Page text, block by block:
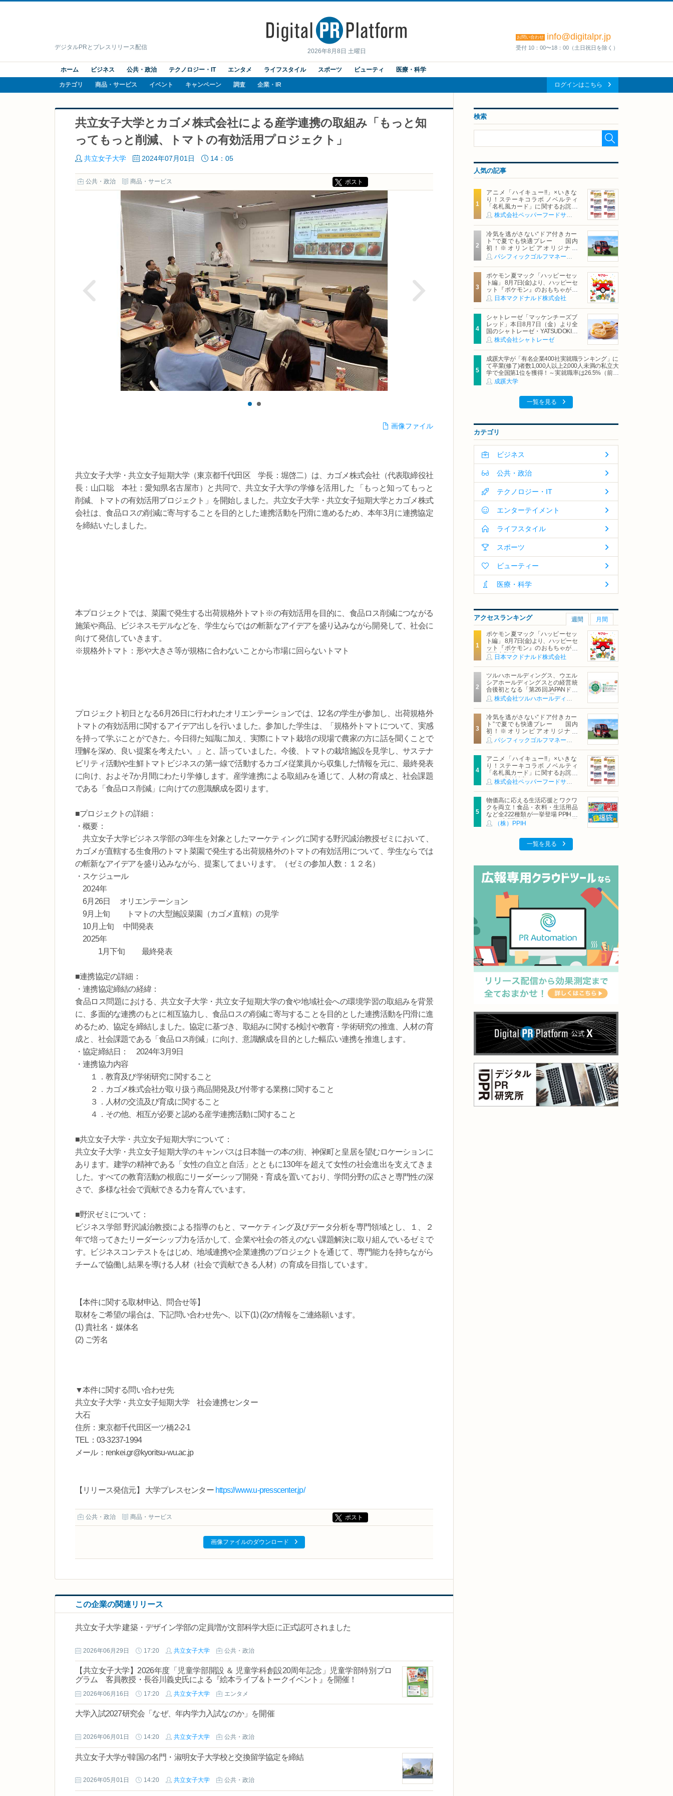
2026年8月8日 土曜日
デジタルPRとプレスリリース配信
お問い合わせ info@digitalpr.jp
受付 10：00〜18：00（土日祝日を除く）
ホーム ビジネス 公共・政治 テクノロジー・IT エンタメ ライフスタイル スポーツ ビューティ 医療・科学
カテゴリ 商品・サービス イベント キャンペーン 調査 企業・IR ログインはこちら
共立女子大学とカゴメ株式会社による産学連携の取組み「もっと知
ってもっと削減、トマトの有効活用プロジェクト」
共立女子大学 2024年07月01日 14：05
公共・政治 商品・サービス ポスト
画像ファイル
共立女子大学・共立女子短期大学（東京都千代田区 学長：堀啓二）は、カゴメ株式会社（代表取締役社
長：山口聡 本社：愛知県名古屋市）と共同で、共立女子大学の学修を活用した 「もっと知ってもっと
削減、トマトの有効活用プロジェクト」を開始しました。共立女子大学・共立女子短期大学とカゴメ株式
会社は、食品ロスの削減に寄与することを目的とした連携活動を円滑に進めるため、本年3月に連携協定
を締結いたしました。
本プロジェクトでは、菜園で発生する出荷規格外トマト※の有効活用を目的に、食品ロス削減につながる
施策や商品、ビジネスモデルなどを、学生ならではの斬新なアイデアを盛り込みながら開発して、社会に
向けて発信していきます。
※規格外トマト：形や大きさ等が規格に合わないことから市場に回らないトマト
プロジェクト初日となる6月26日に行われたオリエンテーションでは、12名の学生が参加し、出荷規格外
トマトの有効活用に関するアイデア出しを行いました。参加した学生は、「規格外トマトについて、実感
を持って学ぶことができた。今日得た知識に加え、実際にトマト栽培の現場で農家の方に話を聞くことで
理解を深め、良い提案を考えたい。」と、語っていました。今後、トマトの栽培施設を見学し、サステナ
ビリティ活動や生鮮トマトビジネスの第一線で活動するカゴメ従業員から収集した情報を元に、最終発表
に向け、およそ7か月間にわたり学修します。産学連携による取組みを通じて、人材の育成と、社会課題
である「食品ロス削減」に向けての意識醸成を図ります。
■プロジェクトの詳細：
・概要：
共立女子大学ビジネス学部の3年生を対象としたマーケティングに関する野沢誠治教授ゼミにおいて、
カゴメが直轄する生食用のトマト菜園で発生する出荷規格外のトマトの有効活用について、学生ならでは
の斬新なアイデアを盛り込みながら、提案してまいります。（ゼミの参加人数：１２名）
・スケジュール
2024年
6月26日 オリエンテーション
9月上旬 トマトの大型施設菜園（カゴメ直轄）の見学
10月上旬 中間発表
2025年
1月下旬 最終発表
■連携協定の詳細：
・連携協定締結の経緯：
食品ロス問題における、共立女子大学・共立女子短期大学の食や地域社会への環境学習の取組みを背景
に、多面的な連携のもとに相互協力し、食品ロスの削減に寄与することを目的とした連携活動を円滑に進
めるため、協定を締結しました。協定に基づき、取組みに関する検討や教育・学術研究の推進、人材の育
成と、社会課題である「食品ロス削減」に向け、意識醸成を目的とした幅広い連携を推進します。
・協定締結日： 2024年3月9日
・連携協力内容
１．教育及び学術研究に関すること
２．カゴメ株式会社が取り扱う商品開発及び付帯する業務に関すること
３．人材の交流及び育成に関すること
４．その他、相互が必要と認める産学連携活動に関すること
■共立女子大学・共立女子短期大学について：
共立女子大学・共立女子短期大学のキャンパスは日本髄一の本の街、神保町と皇居を望むロケーションに
あります。建学の精神である「女性の自立と自活」とともに130年を超えて女性の社会進出を支えてきま
した。すべての教育活動の根底にリーダーシップ開発・育成を置いており、学問分野の広さと専門性の深
さで、多様な社会で貢献できる力を育んでいます。
■野沢ゼミについて：
ビジネス学部 野沢誠治教授による指導のもと、マーケティング及びデータ分析を専門領域とし、１、２
年で培ってきたリーダーシップ力を活かして、企業や社会の答えのない課題解決に取り組んでいるゼミで
す。ビジネスコンテストをはじめ、地域連携や企業連携のプロジェクトを通じて、専門能力を持ちながら
チームで協働し結果を導ける人材（社会で貢献できる人材）の育成を目指しています。
【本件に関する取材申込、問合せ等】
取材をご希望の場合は、下記問い合わせ先へ、以下(1) (2)の情報をご連絡願います。
(1) 貴社名・媒体名
(2) ご芳名
▼本件に関する問い合わせ先
共⽴⼥⼦⼤学・共⽴⼥⼦短期⼤学 社会連携センター
大石
住所：東京都千代田区一ツ橋2-2-1
TEL：03-3237-1994
メール：renkei.gr@kyoritsu-wu.ac.jp
【リリース発信元】 大学プレスセンター https://www.u-presscenter.jp/
公共・政治 商品・サービス ポスト
画像ファイルのダウンロード
この企業の関連リリース
共立女子大学 建築・デザイン学部の定員増が文部科学大臣に正式認可されました
2026年06月29日 17:20 共立女子大学 公共・政治
【共立女子大学】2026年度「児童学部開設 ＆ 児童学科創設20周年記念」児童学部特別プロ
グラム 客員教授・長谷川義史氏による『絵本ライブ＆トークイベント』を開催！
2026年06月16日 17:20 共立女子大学 エンタメ
大学入試2027研究会「なぜ、年内学力入試なのか」を開催
2026年06月01日 14:20 共立女子大学 公共・政治
共立女子大学が韓国の名門・淑明女子大学校と交換留学協定を締結
2026年05月01日 14:20 共立女子大学 公共・政治
検索
人気の記事
アニメ「ハイキュー!!」×いきな
り！ステーキコラボ ノベルティ
「名札風カード」に関するお詫び
および交換対応についてのご案内
冷気を逃がさない“ドア付きカー
ト”で夏でも快適プレー 国内
初！※オリンピアオリジナル
「AirCon Cart（エアコンカー
ト）」導入 | ＰＧＭ
ポケモン夏マック「ハッピーセッ
ト編」 8月7日(金)より、ハッピーセ
ット『ポケモン』のおもちゃが期
間限定登場
日本マクドナルド株式会社
シャトレーゼ「マッケンチーズブ
レッド」本日8月7日（金）より全
国のシャトレーゼ・YATSUDOKIで
発売株式会社シャトレーゼ
成蹊大学が「有名企業400社実就職ランキング」に
て卒業(修了)者数1,000人以上2,000人未満の私立大
学で全国第1位を獲得！～実就職率は26.5%（前年
比＋4.3pt）に伸長、東京の私立大学でも10位にラ
ンクイン～
成蹊大学
一覧を見る
カテゴリ
ビジネス
公共・政治
テクノロジー・IT
エンターテイメント
ライフスタイル
スポーツ
ビューティー
医療・科学
アクセスランキング 週間 月間
ポケモン夏マック「ハッピーセッ
ト編」 8月7日(金)より、ハッピーセ
ット『ポケモン』のおもちゃが期
間限定登場
日本マクドナルド株式会社
ツルハホールディングス、ウエル
シアホールディングスとの経営統
合後初となる「第26回JAPANドラ
ッグストアショー」に出展
冷気を逃がさない“ドア付きカー
ト”で夏でも快適プレー 国内
初！※オリンピアオリジナル
「AirCon Cart（エアコンカー
ト）」導入 | ＰＧＭ
アニメ「ハイキュー!!」×いきな
り！ステーキコラボ ノベルティ
「名札風カード」に関するお詫び
および交換対応についてのご案内
物価高に応える生活応援とワクワ
クを両立！食品・衣料・生活用品
など全222種類が一挙登場 PPIHグ
ループ「夏福袋」＆セール 8月6日
(木)より順次スタート
（株）PPIH
一覧を見る